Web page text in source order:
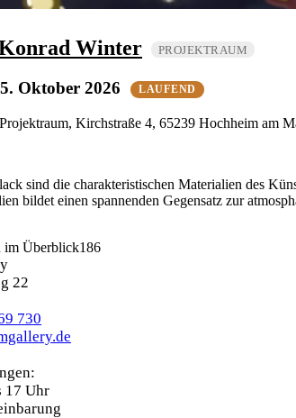
Winter PROJEKTRAUM
Oktober 2026 LAUFEND
Kirchstraße 4, 65239 Hochheim am
sind die charakteristischen Materialien des
bildet einen spannenden Gegensatz zur
im Überblick186
22
730
17 Uhr